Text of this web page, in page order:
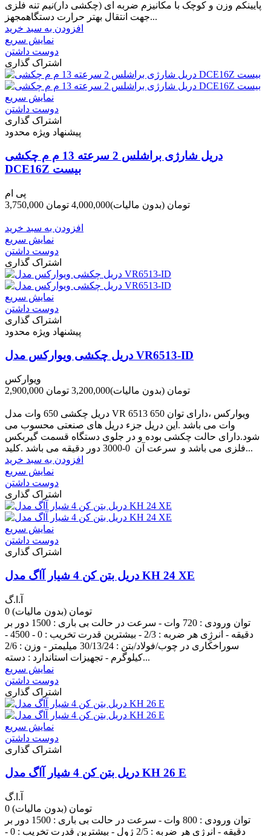
پایینکم وزن و کوچک با مکانیزم ضربه ای (چکشی دار)نیم تنه فلزی
جهت انتقال بهتر حرارت دستگاهمجهز...
افزودن به سبد خرید
نمایش سریع
دوست داشتن
اشتراک گذاری
نمایش سریع
دوست داشتن
اشتراک گذاری
پیشنهاد ویژه محدود
دریل شارژی براشلس 2 سرعته 13 م م چکشی
DCE16Z بیست
پی ام
3,750,000 تومان (بدون مالیات)4,000,000 تومان
افزودن به سبد خرید
نمایش سریع
دوست داشتن
اشتراک گذاری
نمایش سریع
دوست داشتن
اشتراک گذاری
پیشنهاد ویژه محدود
دریل چکشی ویوارکس مدل VR6513-ID
ویوارکس
2,900,000 تومان (بدون مالیات)3,200,000 تومان
دریل چکشی 650 وات مدل VR 6513 ویوارکس ،دارای توان 650
وات می باشد .این دریل جزء دریل های صنعتی محسوب می
شود.دارای حالت چکشی بوده و در جلوی دستگاه قسمت گیربکس
فلزی می باشد و سرعت آن 0-3000 دور دقیقه می باشد .کلید...
افزودن به سبد خرید
نمایش سریع
دوست داشتن
اشتراک گذاری
نمایش سریع
دوست داشتن
اشتراک گذاری
دریل بتن کن 4 شیار آاگ مدل KH 24 XE
آ.ا.گ
0 تومان (بدون مالیات)
توان ورودی : 720 وات - سرعت در حالت بی باری : 1500 دور بر
دقیقه - انرژِی هر ضربه : 2/3 - بیشترین قدرت تخریب : 0 - 4500 -
سوراخکاری در چوب/فولاد/بتن : 30/13/24 میلیمتر - وزن : 2/6
کیلوگرم - تجهیزات استاندارد : دسته...
نمایش سریع
دوست داشتن
اشتراک گذاری
نمایش سریع
دوست داشتن
اشتراک گذاری
دریل بتن کن 4 شیار آاگ مدل KH 26 E
آ.ا.گ
0 تومان (بدون مالیات)
توان ورودی : 800 وات - سرعت در حالت بی باری : 1500 دور بر
دقیقه - انرژِی هر ضربه : 2/5 ژول - بیشترین قدرت تخریب : 0 -